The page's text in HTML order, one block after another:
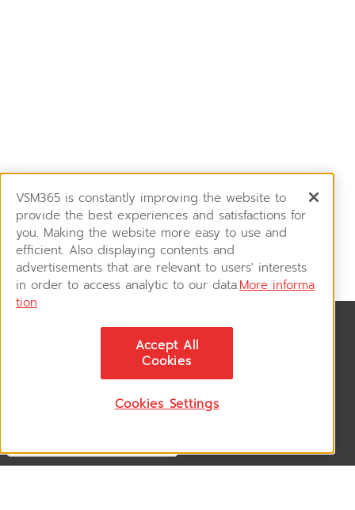
ติดตามอัพเดทข่าวสาร, โปรโมชั่น, สินค้าราคาพิเศษ ได้ก่อนใคร
VSM365 is constantly improving the website to
provide the best experiences and satisfactions for
you. Making the website more easy to use and
efficient. Also displaying contents and
advertisements that are relevant to users' interests
in order to access analytic to our data.More informa
tion
Accept All
Cookies
Cookies Settings